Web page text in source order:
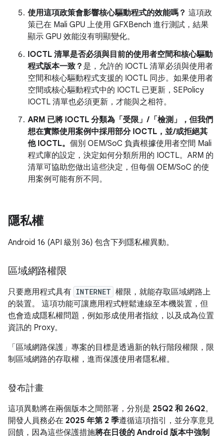
使用這項政策會影響核心驅動程式的效能嗎？ 這項政
策已在 Mali GPU 上使用 GFXBench 進行測試，結果
顯示 GPU 效能沒有明顯變化。
IOCTL 清單是否必須與目前的使用者空間和核心驅動
程式版本一致？ 是，允許的 IOCTL 清單必須與使用者
空間和核心驅動程式支援的 IOCTL 同步。如果使用者
空間或核心驅動程式中的 IOCTL 已更新，SEPolicy
IOCTL 清單也必須更新，才能與之相符。
ARM 已將 IOCTL 分類為「受限」/「檢測」，但我們
想在實際使用案例中採用部分 IOCTL，並/或拒絕其
他 IOCTL。 個別 OEM/SoC 負責根據使用者空間 Mali
程式庫的設定，決定如何分類所用的 IOCTL。ARM 的
清單可協助您做出這些決定，但每個 OEM/SoC 的使
用案例可能有所不同。
隱私權
Android 16 (API 級別 36) 包含下列隱私權異動。
區域網路權限
只要應用程式具有 INTERNET 權限，就能存取區域網路上
的裝置。 這項功能可讓應用程式輕鬆連線至本機裝置，但
也會造成隱私權問題，例如形成使用者指紋，以及成為位置
資訊的 Proxy。
「區域網路保護」專案的目標是透過新的執行階段權限，限
制區域網路的存取權，進而保護使用者隱私權。
發布計畫
這項異動將在兩個版本之間部署，分別是 25Q2 和 26Q2。
開發人員務必在 2025 年第 2 季遵循這項指引，並分享意見
回饋，因為這些保護措施將在日後的 Android 版本中強制